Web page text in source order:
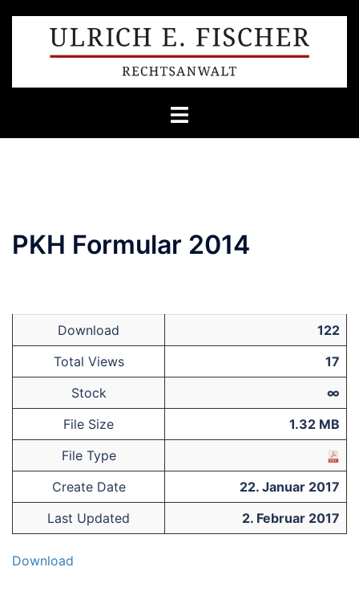
springen
PKH Formular 2014
Download
122
Total Views
17
Stock
∞
File Size
1.32 MB
File Type
Create Date
22. Januar 2017
Last Updated
2. Februar 2017
Download